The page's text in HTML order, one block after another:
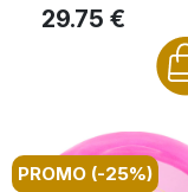
29.75 €
PROMO (-25%)